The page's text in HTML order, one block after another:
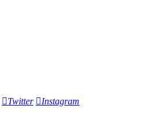
Twitter Instagram